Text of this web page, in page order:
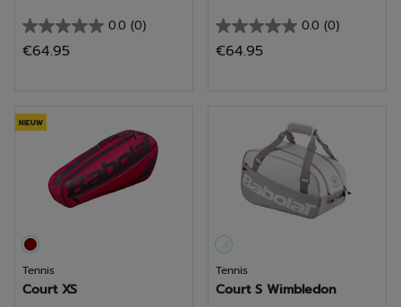
0.0 (0)
0.0
van
sterren.
€64.95
0.0 (0)
0.0
van
€64.95
NIEUW
Tennis
Court XS
Tennis
Court S Wimbledon